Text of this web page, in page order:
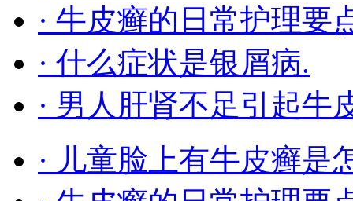
· 牛皮癣的日常护理要
· 什么症状是银屑病.
· 男人肝肾不足引起牛
· 儿童脸上有牛皮癣是